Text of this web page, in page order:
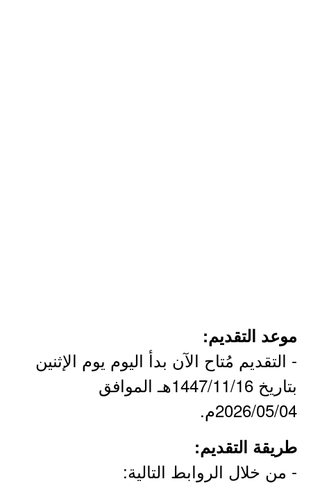
موعد التقديم:
- التقديم مُتاح الآن بدأ اليوم يوم الإثنين
بتاريخ 1447/11/16هـ الموافق
2026/05/04م.
طريقة التقديم:
- من خلال الروابط التالية: